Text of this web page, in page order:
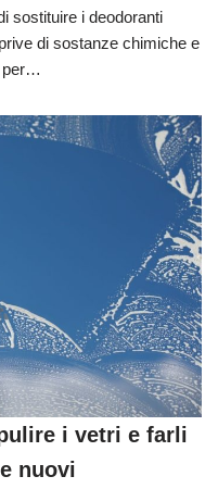
sostituire i deodoranti
di sostanze chimiche e
per…
i vetri e farli
nuovi